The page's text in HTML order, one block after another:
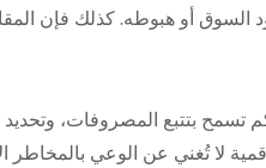
السوق أو هبوطه. كذلك فإن
تسمح بتتبع المصروفات،
لا تُغني عن الوعي بالمخاطر